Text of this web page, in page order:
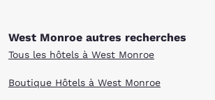
West Monroe autres recherches
Tous les hôtels à West Monroe
Boutique Hôtels à West Monroe